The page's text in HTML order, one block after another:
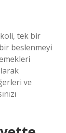
tek bir
beslenmeyi
ve